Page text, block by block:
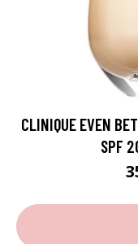
CLINIQUE EVEN
SPF